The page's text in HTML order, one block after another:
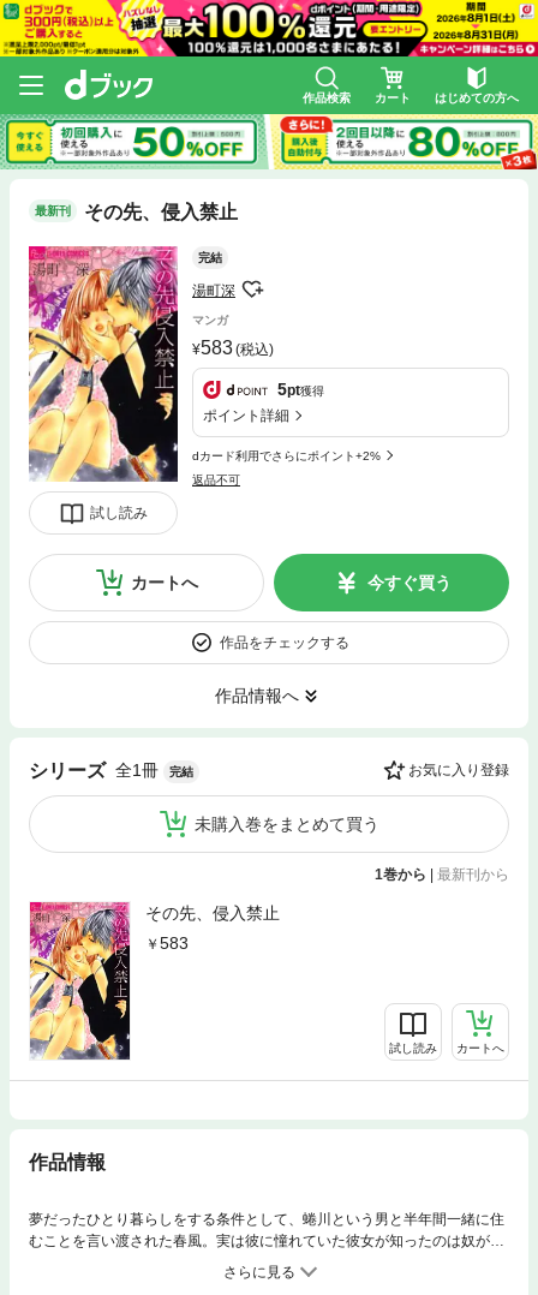
作品検索 カート はじめての方へ
最新刊 その先、侵入禁止
試し読み
完結
湯町深
マンガ
583(税込)
5pt獲得
ポイント詳細
dカード利用でさらにポイント+2%
返品不可
カートへ 今すぐ買う
作品をチェックする
作品情報へ
シリーズ 全1冊 完結 お気に入り登録
未購入巻をまとめて買う
1巻から 最新刊から
その先、侵入禁止
583
試し読み カートへ
作品情報
夢だったひとり暮らしをする条件として、蜷川という男と半年間一緒に住
むことを言い渡された春風。実は彼に憧れていた彼女が知ったのは奴が
「エロ親父」だってこと！！！！しかもことあるごとに子供扱いされて嫌
気がさしたある日、春風の目に飛び込んできたものとは・・・！？表題作